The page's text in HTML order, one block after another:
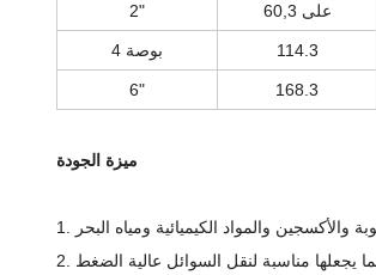
2" 60,3 على
4 بوصة 114.3
6" 168.3
ميزة الجودة